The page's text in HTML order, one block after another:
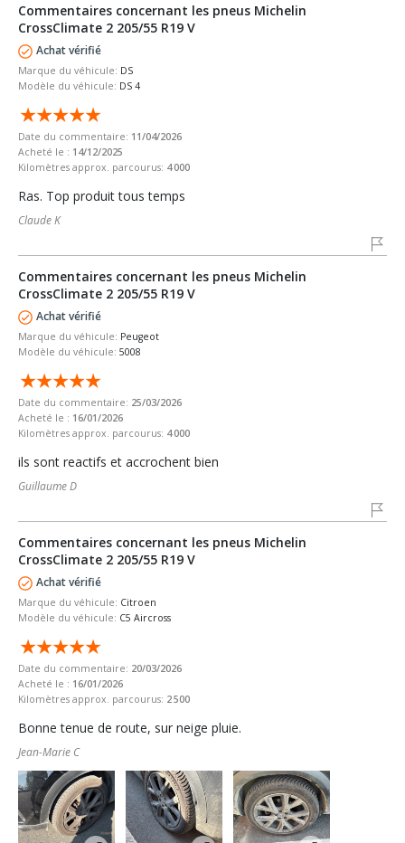
Commentaires concernant les pneus Michelin
CrossClimate 2 205/55 R19 V
Achat vérifié
Marque du véhicule: DS
Modèle du véhicule: DS 4
Date du commentaire: 11/04/2026
Acheté le : 14/12/2025
Kilomètres approx. parcourus: 4 000
Ras. Top produit tous temps
Claude K
Commentaires concernant les pneus Michelin
CrossClimate 2 205/55 R19 V
Achat vérifié
Marque du véhicule: Peugeot
Modèle du véhicule: 5008
Date du commentaire: 25/03/2026
Acheté le : 16/01/2026
Kilomètres approx. parcourus: 4 000
ils sont reactifs et accrochent bien
Guillaume D
Commentaires concernant les pneus Michelin
CrossClimate 2 205/55 R19 V
Achat vérifié
Marque du véhicule: Citroen
Modèle du véhicule: C5 Aircross
Date du commentaire: 20/03/2026
Acheté le : 16/01/2026
Kilomètres approx. parcourus: 2 500
Bonne tenue de route, sur neige pluie.
Jean-Marie C